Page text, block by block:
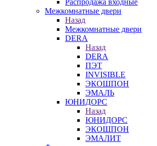
Распродажа входные
Межкомнатные двери
Назад
Межкомнатные двери
DERA
Назад
DERA
ПЭТ
INVISIBLE
ЭКОШПОН
ЭМАЛЬ
ЮНИДОРС
Назад
ЮНИДОРС
ЭКОШПОН
ЭМАЛИТ